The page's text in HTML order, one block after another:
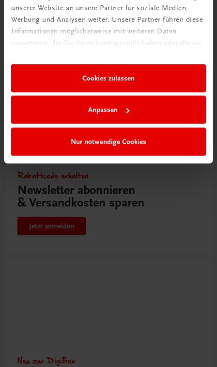
unserer Website an unsere Partner für soziale Medien,
Werbung und Analysen weiter. Unsere Partner führen diese
Informationen möglicherweise mit weiteren Daten
zusammen, die Sie ihnen bereitgestellt haben oder die sie
Cookies zulassen
Anpassen
Nur notwendige Cookies
Wie mit KI im Unterricht
umgehen?
Mehr erfahren
Rabattcode erhalten
Newsletter abonnieren
& Versandkosten sparen
Jetzt anmelden
Neu zur DigiBox